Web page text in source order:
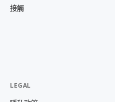
接觸
LEGAL